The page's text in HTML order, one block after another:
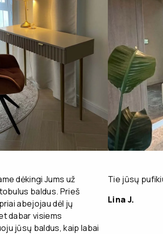
dėkingi Jums už
baldus. Prieš
abejojau dėl jų
dabar visiems
jūsų baldus, kaip labai
Tie jūsų
Lina J.